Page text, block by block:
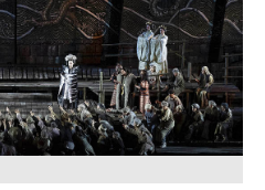
- Ennevi für Fondazione